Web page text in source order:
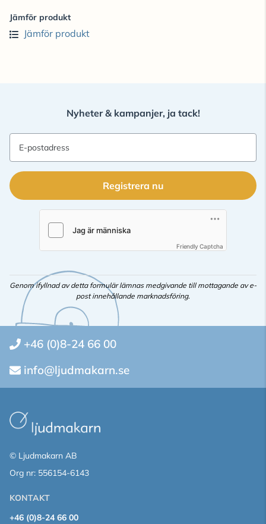
Jämför produkt
Jämför produkt
Nyheter & kampanjer, ja tack!
E-postadress
Registrera nu
Friendly Captcha
Genom ifyllnad av detta formulär lämnas medgivande till mottagande av e-
post innehållande marknadsföring.
+46 (0)8-24 66 00
info@ljudmakarn.se
© Ljudmakarn AB
Org nr: 556154-6143
KONTAKT
+46 (0)8-24 66 00